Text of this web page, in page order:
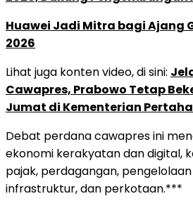
Huawei Jadi Mitra bagi Ajang
2026
Lihat juga konten video, di sini:
Cawapres, Prabowo Tetap
Jumat di Kementerian
Debat perdana cawapres ini
ekonomi kerakyatan dan digital,
pajak, perdagangan, pengelolaan
infrastruktur, dan perkotaan.***